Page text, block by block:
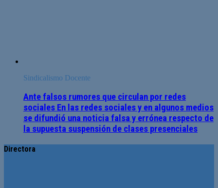
Sindicalismo Docente
Ante falsos rumores que circulan por redes
sociales En las redes sociales y en algunos medios
se difundió una noticia falsa y errónea respecto de
la supuesta suspensión de clases presenciales
Directora